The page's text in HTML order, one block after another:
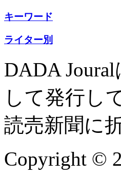
キーワード
ライター別
DADA
して発行し
読売新聞に
Copyright ©